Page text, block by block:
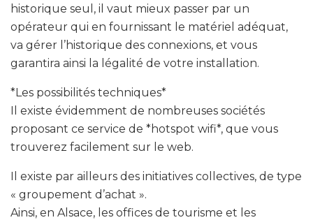
historique seul, il vaut mieux passer par un
opérateur qui en fournissant le matériel adéquat,
va gérer l’historique des connexions, et vous
garantira ainsi la légalité de votre installation.
*Les possibilités techniques*
Il existe évidemment de nombreuses sociétés
proposant ce service de *hotspot wifi*, que vous
trouverez facilement sur le web.
Il existe par ailleurs des initiatives collectives, de type
« groupement d’achat ».
Ainsi, en Alsace, les offices de tourisme et les